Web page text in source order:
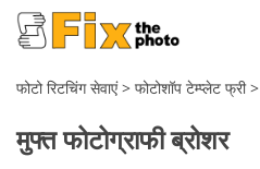
फोटो रिटचिंग सेवाएं> फोटोशॉप टेम्प्लेट फ्री>
मुफ्त फोटोग्राफी ब्रोशर